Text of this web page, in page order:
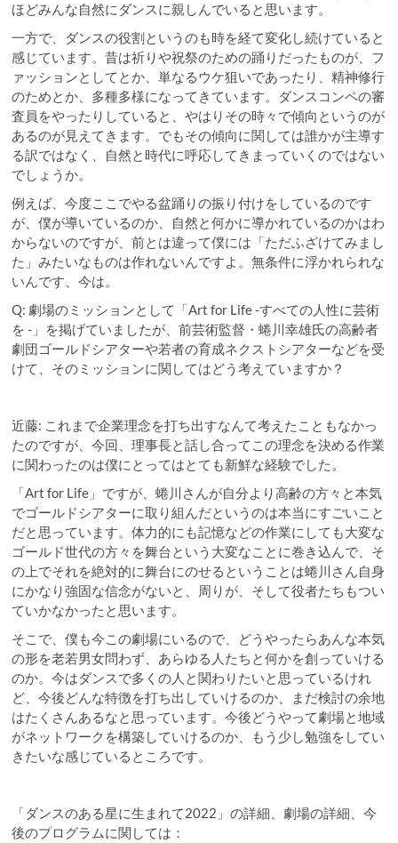
ほどみんな自然にダンスに親しんでいると思います。
一方で、ダンスの役割というのも時を経て変化し続けていると
感じています。昔は祈りや祝祭のための踊りだったものが、フ
ァッションとしてとか、単なるウケ狙いであったり、精神修行
のためとか、多種多様になってきています。ダンスコンペの審
査員をやったりしていると、やはりその時々で傾向というのが
あるのが見えてきます。でもその傾向に関しては誰かが主導す
る訳ではなく、自然と時代に呼応してきまっていくのではない
でしょうか。
例えば、今度ここでやる盆踊りの振り付けをしているのです
が、僕が導いているのか、自然と何かに導かれているのかはわ
からないのですが、前とは違って僕には「ただふざけてみまし
た」みたいなものは作れないんですよ。無条件に浮かれられな
いんです、今は。
Q: 劇場のミッションとして「Art for Life -すべての人性に芸術
を -」を掲げていましたが、前芸術監督・蜷川幸雄氏の高齢者
劇団ゴールドシアターや若者の育成ネクストシアターなどを受
けて、そのミッションに関してはどう考えていますか？
近藤: これまで企業理念を打ち出すなんて考えたこともなかっ
たのですが、今回、理事長と話し合ってこの理念を決める作業
に関わったのは僕にとってはとても新鮮な経験でした。
「Art for Life」ですが、蜷川さんが自分より高齢の方々と本気
でゴールドシアターに取り組んだというのは本当にすごいこと
だと思っています。体力的にも記憶などの作業にしても大変な
ゴールド世代の方々を舞台という大変なことに巻き込んで、そ
の上でそれを絶対的に舞台にのせるということは蜷川さん自身
にかなり強固な信念がないと、周りが、そして役者たちもつい
ていかなかったと思います。
そこで、僕も今この劇場にいるので、どうやったらあんな本気
の形を老若男女問わず、あらゆる人たちと何かを創っていける
のか。今はダンスで多くの人と関わりたいと思っているけれ
ど、今後どんな特徴を打ち出していけるのか、まだ検討の余地
はたくさんあるなと思っています。今後どうやって劇場と地域
がネットワークを構築していけるのか、もう少し勉強をしてい
きたいな感じているところです。
「ダンスのある星に生まれて2022」の詳細、劇場の詳細、今
後のプログラムに関しては：